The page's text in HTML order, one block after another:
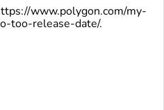
www.polygon.com/my-
too-release-date/.